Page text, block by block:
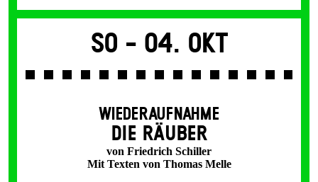
So - 04. Okt
WIEDERAUFNAHME
DIE RÄUBER
von Friedrich Schiller
Mit Texten von Thomas Melle